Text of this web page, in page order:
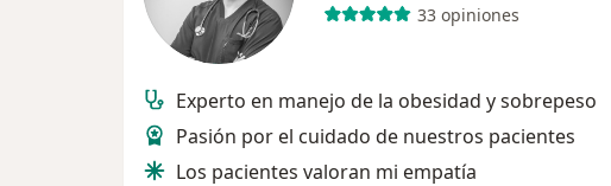
33 opiniones
Experto en manejo de la obesidad y sobrepeso
Pasión por el cuidado de nuestros pacientes
Los pacientes valoran mi empatía